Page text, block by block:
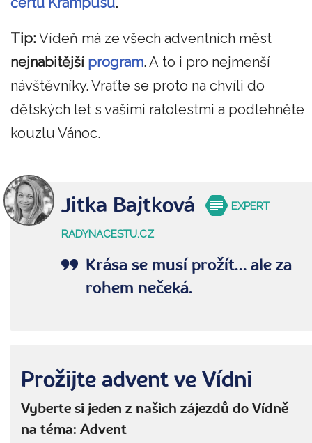
Tip: Vídeň má ze všech adventních měst
nejnabitější program. A to i pro nejmenší
návštěvníky. Vraťte se proto na chvíli do
dětských let s vašimi ratolestmi a podlehněte
kouzlu Vánoc.
Jitka Bajtková EXPERT
RADYNACESTU.CZ
Krása se musí prožít… ale za
rohem nečeká.
Prožijte advent ve Vídni
Vyberte si jeden z našich zájezdů do Vídně
na téma: Advent